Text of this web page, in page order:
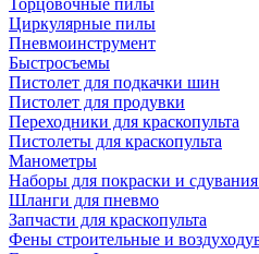
Торцовочные пилы
Циркулярные пилы
Пневмоинструмент
Быстросъемы
Пистолет для подкачки шин
Пистолет для продувки
Переходники для краскопульта
Пистолеты для краскопульта
Манометры
Наборы для покраски и
Шланги для пневмо
Запчасти для краскопульта
Фены строительные и